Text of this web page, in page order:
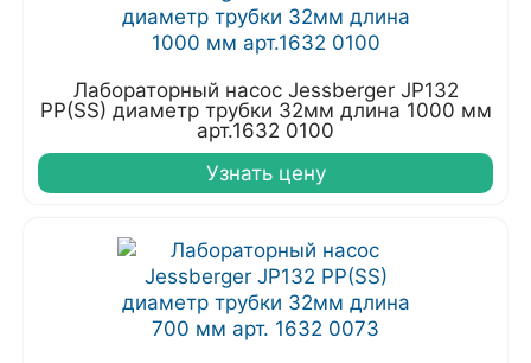
Лабораторный насос Jessberger JP132
PP(SS) диаметр трубки 32мм длина 1000 мм
арт.1632 0100
Узнать цену